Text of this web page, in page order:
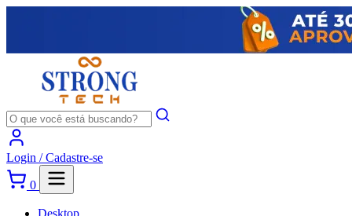
Login /Cadastre-se
0
Desktop